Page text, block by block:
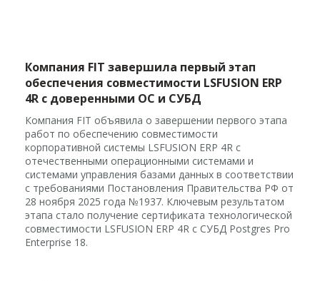
Компания FIT завершила первый этап
обеспечения совместимости LSFUSION ERP
4R с доверенными ОС и СУБД
Компания FIT объявила о завершении первого этапа
работ по обеспечению совместимости
корпоративной системы LSFUSION ERP 4R с
отечественными операционными системами и
системами управления базами данных в соответствии
с требованиями Постановления Правительства РФ от
28 ноября 2025 года №1937. Ключевым результатом
этапа стало получение сертификата технологической
совместимости LSFUSION ERP 4R с СУБД Postgres Pro
Enterprise 18.